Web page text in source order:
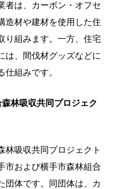
者は、カーボン・オフセ
造材や建材を使用した住
り組みます。一方、住宅
は、間伐材グッズなどに
仕組みです。
林吸収共同プロジェク
林吸収共同プロジェクト
市および横手市森林組合
団体です。同団体は、カ